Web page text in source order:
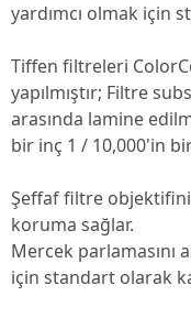
yardımcı olmak için
Tiffen filtreleri
yapılmıştır; Filtre
arasında lamine
bir inç 1 / 10,000'in
Şeffaf filtre
koruma sağlar.
Mercek parlamasını
için standart olarak